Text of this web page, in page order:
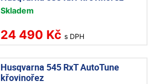
Skladem
24 490 Kč s DPH
Husqvarna 545 RxT AutoTune
křovinořez